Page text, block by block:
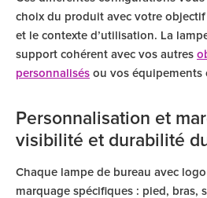
choix du produit avec votre
et le contexte d’utilisation. La
support cohérent avec vos autres
personnalisés ou vos équipements
Personnalisation et
visibilité et durabilité
Chaque lampe de bureau avec
marquage spécifiques : pied, bras,